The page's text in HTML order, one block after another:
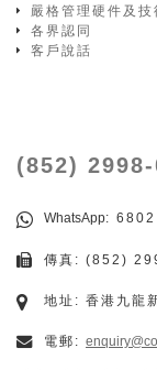
嚴格管理硬件及技
各界認同
客戶說話
(852)
WhatsApp:
傳真: (852)
地址: 香港九龍
電郵: